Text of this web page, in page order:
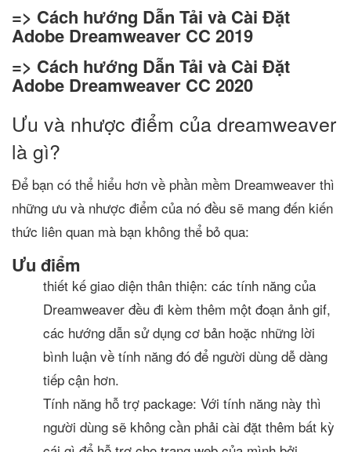
=> Cách hướng Dẫn Tải và Cài Đặt
Adobe Dreamweaver CC 2019
=> Cách hướng Dẫn Tải và Cài Đặt
Adobe Dreamweaver CC 2020
Ưu và nhược điểm của dreamweaver
là gì?
Để bạn có thể hiểu hơn về phần mềm Dreamweaver thì
những ưu và nhược điểm của nó đều sẽ mang đến kiến
thức liên quan mà bạn không thể bỏ qua:
Ưu điểm
thiết kế giao diện thân thiện: các tính năng của
Dreamweaver đều đi kèm thêm một đoạn ảnh gif,
các hướng dẫn sử dụng cơ bản hoặc những lời
bình luận về tính năng đó để người dùng dễ dàng
tiếp cận hơn.
Tính năng hỗ trợ package: Với tính năng này thì
người dùng sẽ không cần phải cài đặt thêm bất kỳ